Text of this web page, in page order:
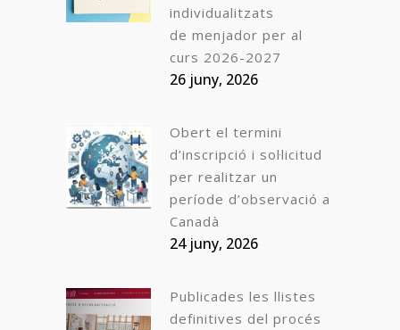
individualitzats
de menjador per al
curs 2026-2027
26 juny, 2026
Obert el termini
d’inscripció i sol·licitud
per realitzar un
període d’observació a
Canadà
24 juny, 2026
Publicades les llistes
definitives del procés